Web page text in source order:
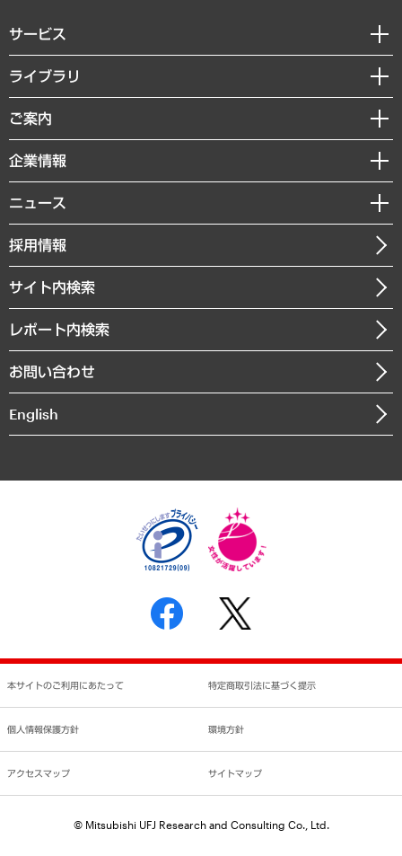
サービス
経営戦略
組織・人事戦略
デジタルイノベーション
共生・ダイバーシティ
GRC（ガバナンス・リスク・コンプライアンス）・防災（政策）
経済・産業・雇用・労働
まちづくり・観光・交通・スポーツ・スマートシティ
自然資源・農林水産業・食料システム
ライブラリ
経済調査
レポート
コラム
経営用語集
受託・受注実績（官公庁関連）
メディア掲載・出演
ご案内
セミナー・イベント情報
MUFGビジネスセミナー
受託案件情報
企業情報
私たちの想い
社長メッセージ
会社概要
沿革
組織図・本部部室紹介
インドネシア現地法人
個人情報保護方針
反社会的勢力に対する基本方針
書面による個人情報の開示等の請求の手続きについて
ニュース
ニュースリリース
お知らせ
採用情報
サイト内検索
レポート内検索
お問い合わせ
English
本サイトのご利用にあたって 特定商取引法に基づく提示
個人情報保護方針 環境方針
アクセスマップ サイトマップ
© Mitsubishi UFJ Research and Consulting Co., Ltd.